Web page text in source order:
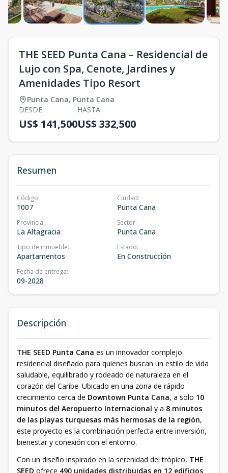
THE SEED Punta Cana – Residencial de
Lujo con Spa, Cenote, Jardines y
Amenidades Tipo Resort
Punta Cana, Punta Cana
DESDE
US$ 141,500
HASTA
US$ 332,500
Resumen
Código:
1007
Ciudad:
Punta Cana
Provincia:
La Altagracia
Sector:
Punta Cana
Tipo de inmueble:
Apartamentos
Estado:
En Construcción
Fecha de entrega:
09-2028
Descripción
THE SEED Punta Cana es un innovador complejo
residencial diseñado para quienes buscan un estilo de vida
saludable, equilibrado y rodeado de naturaleza en el
corazón del Caribe. Ubicado en una zona de rápido
crecimiento cerca de Downtown Punta Cana, a solo 10
minutos del Aeropuerto Internacional y a 8 minutos
de las playas turquesas más hermosas de la región,
este proyecto es la combinación perfecta entre inversión,
bienestar y conexión con el entorno.
Con un diseño inspirado en la serenidad del trópico, THE
SEED ofrece 490 unidades distribuidas en 12 edificios